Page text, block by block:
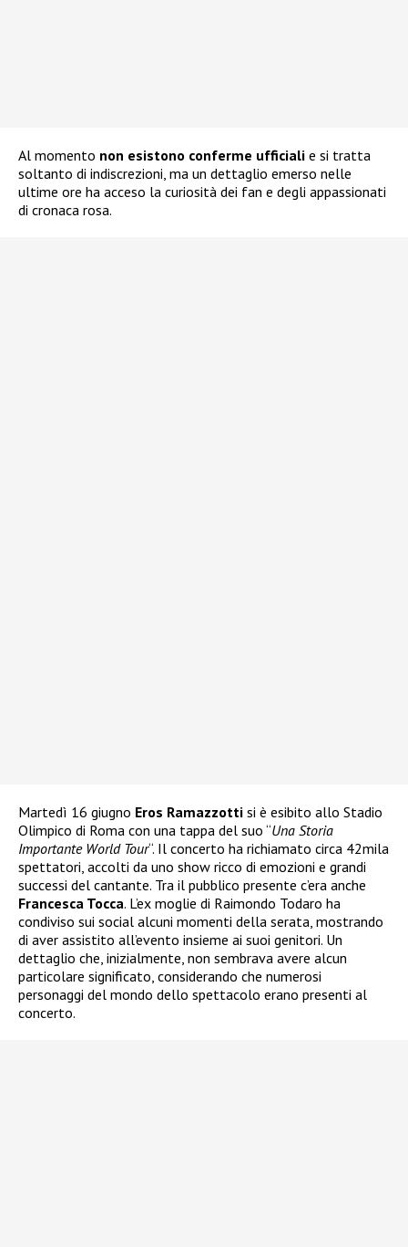
Al momento non esistono conferme ufficiali e si tratta
soltanto di indiscrezioni, ma un dettaglio emerso nelle
ultime ore ha acceso la curiosità dei fan e degli appassionati
di cronaca rosa.
Martedì 16 giugno Eros Ramazzotti si è esibito allo Stadio
Olimpico di Roma con una tappa del suo “Una Storia
Importante World Tour“. Il concerto ha richiamato circa 42mila
spettatori, accolti da uno show ricco di emozioni e grandi
successi del cantante. Tra il pubblico presente c’era anche
Francesca Tocca. L’ex moglie di Raimondo Todaro ha
condiviso sui social alcuni momenti della serata, mostrando
di aver assistito all’evento insieme ai suoi genitori. Un
dettaglio che, inizialmente, non sembrava avere alcun
particolare significato, considerando che numerosi
personaggi del mondo dello spettacolo erano presenti al
concerto.